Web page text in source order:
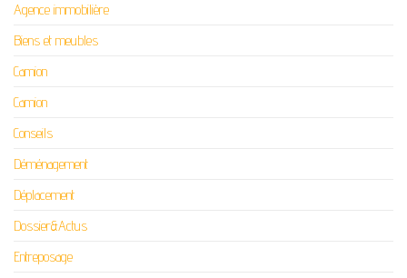
Agence immobilière
Biens et meubles
Camion
Camion
Conseils
Déménagement
Déplacement
Dossier&Actus
Entreposage